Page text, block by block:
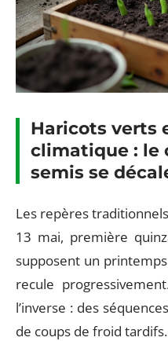
Haricots verts
climatique : le
semis se
Les repères
13 mai, première
supposent un
recule
l’inverse : des
de coups de froid tardifs.